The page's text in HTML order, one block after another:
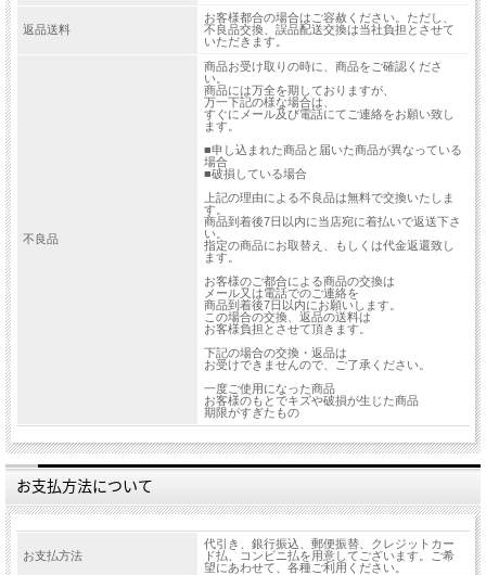
返品送料
お客様都合の場合はご容赦ください。ただし、
不良品交換、誤品配送交換は当社負担とさせて
いただきます。
不良品
商品お受け取りの時に、商品をご確認くださ
い。
商品には万全を期しておりますが、
万一下記の様な場合は、
すぐにメール及び電話にてご連絡をお願い致し
ます。
■申し込まれた商品と届いた商品が異なっている
場合
■破損している場合
上記の理由による不良品は無料で交換いたしま
す。
商品到着後7日以内に当店宛に着払いで返送下さ
い。
指定の商品にお取替え、もしくは代金返還致し
ます。
お客様のご都合による商品の交換は
メール又は電話でのご連絡を
商品到着後7日以内にお願いします。
この場合の交換、返品の送料は
お客様負担とさせて頂きます。
下記の場合の交換・返品は
お受けできませんので、ご了承ください。
一度ご使用になった商品
お客様のもとでキズや破損が生じた商品
期限がすぎたもの
お支払方法について
お支払方法
代引き、銀行振込、郵便振替、クレジットカー
ド払、コンビニ払を用意してございます。ご希
望にあわせて、各種ご利用ください。